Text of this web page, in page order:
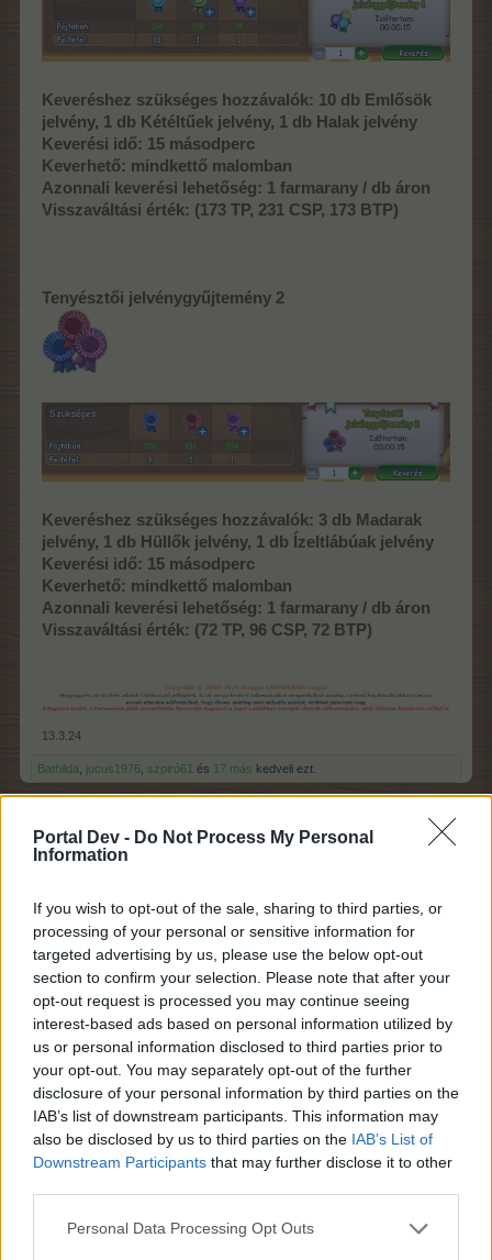
Portal Dev - Do Not Process My Personal
Information
If you wish to opt-out of the sale, sharing to third parties, or
processing of your personal or sensitive information for
targeted advertising by us, please use the below opt-out
section to confirm your selection. Please note that after your
opt-out request is processed you may continue seeing
interest-based ads based on personal information utilized by
us or personal information disclosed to third parties prior to
your opt-out. You may separately opt-out of the further
disclosure of your personal information by third parties on the
IAB’s list of downstream participants. This information may
also be disclosed by us to third parties on the IAB’s List of
Downstream Participants that may further disclose it to other
Personal Data Processing Opt Outs
Keveréshez szükséges hozzávalók: 10 db Emlősök
jelvény, 1 db Kétéltűek jelvény, 1 db Halak jelvény
Keverési idő: 15 másodperc
Keverhető: mindkettő malomban
Azonnali keverési lehetőség: 1 farmarany / db áron
Visszaváltási érték: (173 TP, 231 CSP, 173 BTP)
Tenyésztői jelvénygyűjtemény 2
Keveréshez szükséges hozzávalók: 3 db Madarak
jelvény, 1 db Hüllők jelvény, 1 db Ízeltlábúak jelvény
Keverési idő: 15 másodperc
Keverhető: mindkettő malomban
Azonnali keverési lehetőség: 1 farmarany / db áron
Visszaváltási érték: (72 TP, 96 CSP, 72 BTP)
13.3.24
Bathilda jucus1976 szpiró61 és 17 más kedveli ezt.
Enike**
Eventablak és jutalmak
Az event során a Vadbanán Strandklub térképét
fedezhetjük fel, amely három emeletből áll. Az egyes
szintek között a bal szélen található gombokkal
válthatunk.